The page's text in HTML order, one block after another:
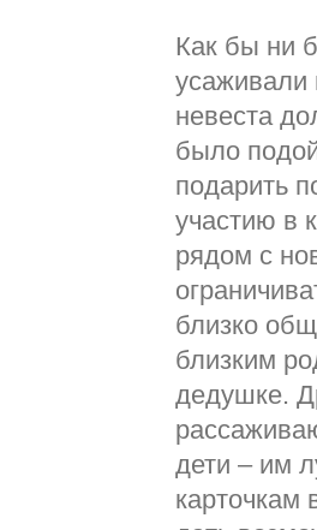
Как бы ни
усаживали
невеста
было
подарить
участию в
рядом с
близко
близким
дедушке.
дети – им
карточкам